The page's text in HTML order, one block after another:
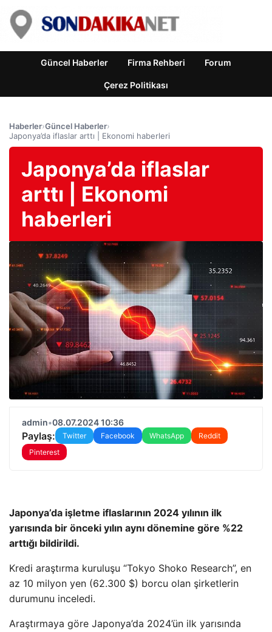
Güncel Haberler Firma Rehberi Forum
Çerez Politikası
Haberler›Güncel Haberler›
Japonya’da iflaslar arttı | Ekonomi haberleri
Japonya’da iflaslar
arttı | Ekonomi
haberleri
admin•08.07.2024 10:36
Paylaş: Twitter Facebook WhatsApp
Reddit
Pinterest
Japonya’da işletme iflaslarının 2024 yılının ilk
yarısında bir önceki yılın aynı dönemine göre %22
arttığı bildirildi.
Kredi araştırma kuruluşu “Tokyo Shoko Research”, en
az 10 milyon yen (62.300 $) borcu olan şirketlerin
durumunu inceledi.
Araştırmaya göre Japonya’da 2024’ün ilk yarısında